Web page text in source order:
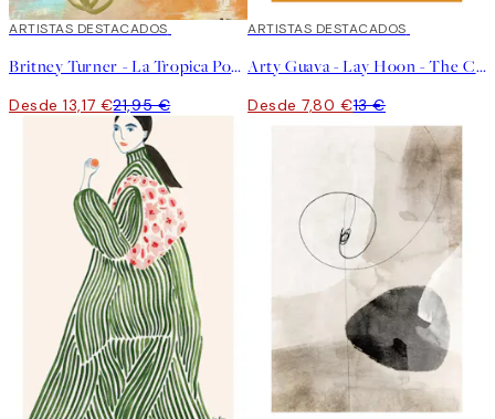
40%*
ARTISTAS DESTACADOS
Britney Turner - La Tropica Poster
Desde 13,17 €21,95 €
40%*
ARTISTAS DESTACADOS
Arty Guava - Lay Hoon - The Chrysanthemum Poster
Desde 7,80 €13 €